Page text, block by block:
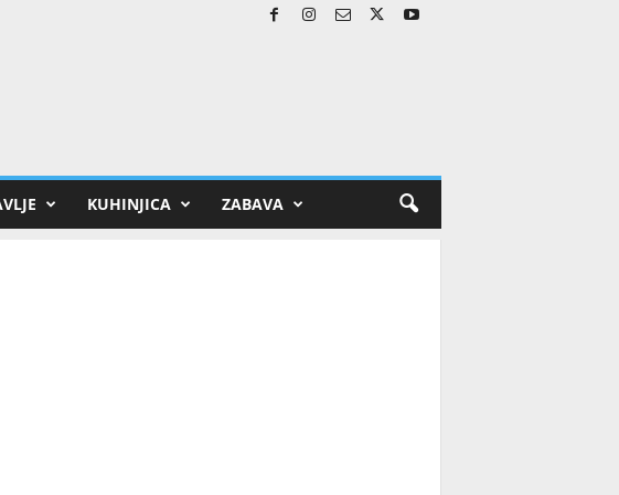
KUHINJICA ZABAVA